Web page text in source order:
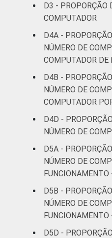
D3 - PROPORÇÃO
COMPUTADOR
D4A -
NÚMERO DE
COMPUTADOR DE
D4B -
NÚMERO DE
COMPUTADOR
D4D -
NÚMERO DE
D5A -
NÚMERO DE
D5B -
NÚMERO DE
D5D -